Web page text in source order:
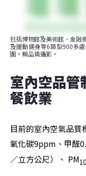
包括博物館及美術館、金融
及運動健身等6類型900多
圍。賴品瑀攝影。
室內空品管
餐飲業
目前的室內空氣品
氧化碳9ppm、甲醛
／立方公尺）、 PM10